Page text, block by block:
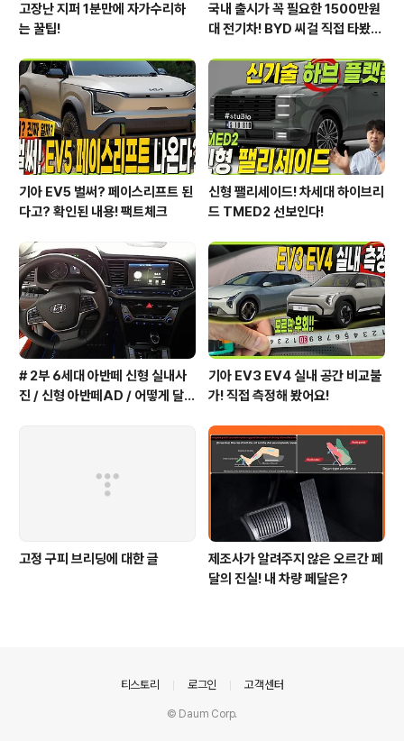
고장난 지퍼 1분만에 자가수리하
는 꿀팁!
국내 출시가 꼭 필요한 1500만원
대 전기차! BYD 씨걸 직접 타봤습
기아 EV5 벌써? 페이스리프트 된
다고? 확인된 내용! 팩트체크
신형 팰리세이드! 차세대 하이브리
드 TMED2 선보인다!
# 2부 6세대 아반떼 신형 실내사
진 / 신형 아반떼AD / 어떻게 달라
기아 EV3 EV4 실내 공간 비교불
가! 직접 측정해 봤어요!
고정 구피 브리딩에 대한 글
제조사가 알려주지 않은 오르간 페
달의 진실! 내 차량 페달은?
티스토리 로그인 고객센터
© Daum Corp.